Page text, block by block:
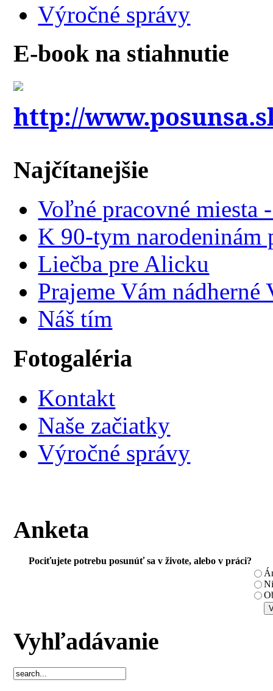
Výročné správy
E-book na stiahnutie
http://
Najčítanejšie
Voľné pracovné miesta
K 90-tym narodeninám
Liečba pre Alicku
Prajeme Vám
Náš tím
Fotogaléria
Kontakt
Naše začiatky
Výročné správy
Anketa
Pociťujete potrebu posunúť sa v živote, alebo v práci?
Vyhľadávanie